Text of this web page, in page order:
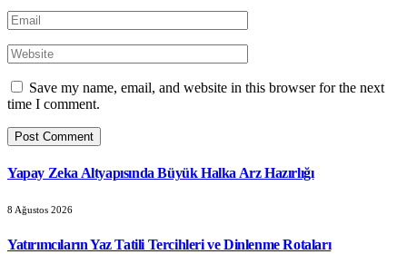
Save my name, email, and website in this browser for the next
time I comment.
Yapay Zeka Altyapısında Büyük Halka Arz Hazırlığı
8 Ağustos 2026
Yatırımcıların Yaz Tatili Tercihleri ve Dinlenme Rotaları